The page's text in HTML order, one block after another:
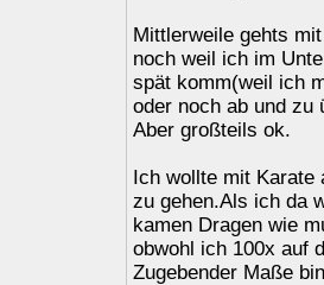
Mittlerweile gehts
noch weil ich im
spät komm(weil ich
oder noch ab und zu
Aber großteils ok.
Ich wollte mit Karate
zu gehen.Als ich da
kamen Dragen wie
obwohl ich 100x auf
Zugebender Maße